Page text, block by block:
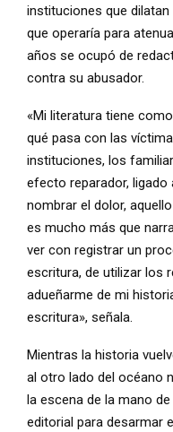
instituciones que
que operaría para
años se ocupó de
contra su abusador.
«Mi literatura tiene
qué pasa con las
instituciones, los
efecto reparador, ligado
nombrar el dolor,
es mucho más que
ver con registrar un
escritura, de utilizar los
adueñarme de mi
escritura», señala.
Mientras la historia
al otro lado del océano
la escena de la mano
editorial para desarmar